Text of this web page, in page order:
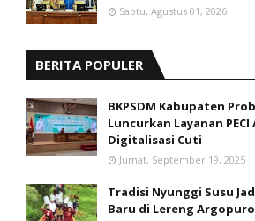
Sabtu, Agustus 01, 2026
BERITA POPULER
BKPSDM Kabupaten
Luncurkan Layanan
Digitalisasi Cuti
Jumat, September 19, 2025
Tradisi Nyunggi Susu
Baru di Lereng Argopuro